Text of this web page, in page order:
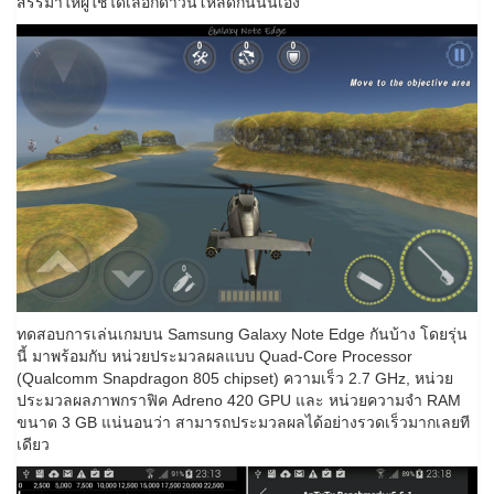
ทดสอบการเล่นเกมบน Samsung Galaxy Note Edge กันบ้าง โดยรุ่น
นี้ มาพร้อมกับ หน่วยประมวลผลแบบ Quad-Core Processor
(Qualcomm Snapdragon 805 chipset) ความเร็ว 2.7 GHz, หน่วย
ประมวลผลภาพกราฟิค Adreno 420 GPU และ หน่วยความจำ RAM
ขนาด 3 GB แน่นอนว่า สามารถประมวลผลได้อย่างรวดเร็วมากเลยที
เดียว